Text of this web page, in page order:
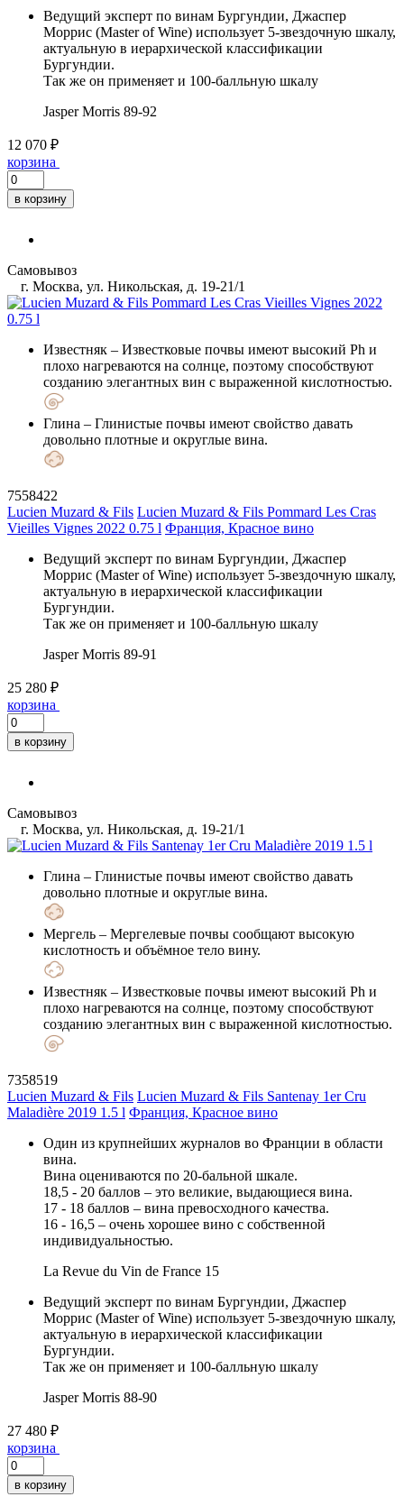
Ведущий эксперт по винам Бургундии, Джаспер
Моррис (Master of Wine) использует 5-звездочную шкалу,
актуальную в иерархической классификации
Бургундии.
Так же он применяет и 100-балльную шкалу
Jasper Morris 89-92
12 070 ₽
корзина
в корзину
Самовывоз
г. Москва, ул. Никольская, д. 19-21/1
Известняк – Известковые почвы имеют высокий Ph и
плохо нагреваются на солнце, поэтому способствуют
созданию элегантных вин с выраженной кислотностью.
Глина – Глинистые почвы имеют свойство давать
довольно плотные и округлые вина.
7558422
Lucien Muzard & Fils Lucien Muzard & Fils Pommard Les Cras
Vieilles Vignes 2022 0.75 l Франция, Красное вино
Ведущий эксперт по винам Бургундии, Джаспер
Моррис (Master of Wine) использует 5-звездочную шкалу,
актуальную в иерархической классификации
Бургундии.
Так же он применяет и 100-балльную шкалу
Jasper Morris 89-91
25 280 ₽
корзина
в корзину
Самовывоз
г. Москва, ул. Никольская, д. 19-21/1
Глина – Глинистые почвы имеют свойство давать
довольно плотные и округлые вина.
Мергель – Мергелевые почвы сообщают высокую
кислотность и объёмное тело вину.
Известняк – Известковые почвы имеют высокий Ph и
плохо нагреваются на солнце, поэтому способствуют
созданию элегантных вин с выраженной кислотностью.
7358519
Lucien Muzard & Fils Lucien Muzard & Fils Santenay 1er Cru
Maladière 2019 1.5 l Франция, Красное вино
Один из крупнейших журналов во Франции в области
вина.
Вина оцениваются по 20-бальной шкале.
18,5 - 20 баллов – это великие, выдающиеся вина.
17 - 18 баллов – вина превосходного качества.
16 - 16,5 – очень хорошее вино с собственной
индивидуальностью.
La Revue du Vin de France 15
Ведущий эксперт по винам Бургундии, Джаспер
Моррис (Master of Wine) использует 5-звездочную шкалу,
актуальную в иерархической классификации
Бургундии.
Так же он применяет и 100-балльную шкалу
Jasper Morris 88-90
27 480 ₽
корзина
в корзину